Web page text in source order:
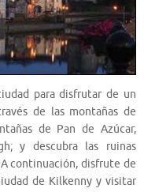
para disfrutar de un
de las montañas de
de Pan de Azúcar,
y descubra las ruinas
continuación, disfrute de
de Kilkenny y visitar